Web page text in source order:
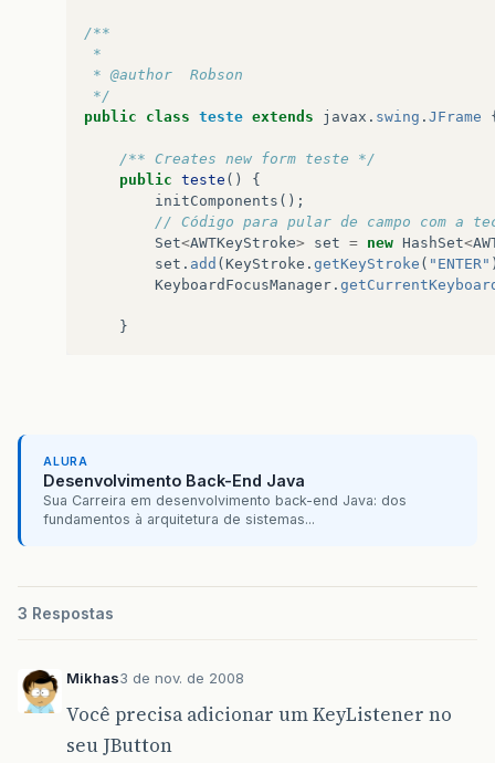
/**
*
* @author  Robson
*/
public
class teste extends javax . swing . JFrame
/** Creates new form teste */
public teste ()
{
initComponents ();
// Código para pular de campo com a
Set<AWTKeyStroke> set = new HashSet<
set . add ( KeyStroke . getKeyStroke ( "ENTER"
KeyboardFocusManager .
}
ALURA
Desenvolvimento Back-End Java
Sua Carreira em desenvolvimento back-end Java: dos
fundamentos à arquitetura de sistemas...
3 Respostas
Mikhas3 de nov. de 2008
Você precisa adicionar um KeyListener no
seu JButton